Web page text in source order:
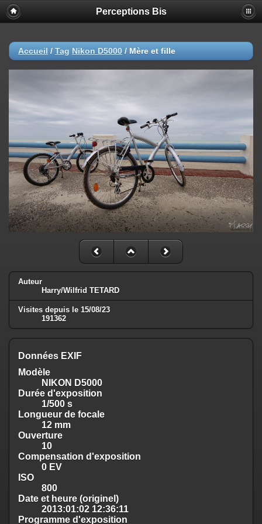
Perceptions Bis
Accueil / Tag Nikon D5000 / Mère et fille
Auteur
Harry/Wilfrid TETARD
Visites depuis le 15/08/23
191362
Données EXIF
Modèle
NIKON D5000
Durée d'exposition
1/500 s
Longueur de focale
12 mm
Ouverture
10
Compensation d'exposition
0 EV
ISO
800
Date et heure (originel)
2013:01:02 12:36:11
Programme d'exposition